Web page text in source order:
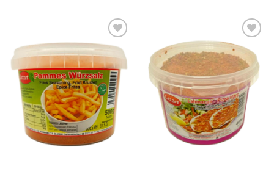
Ajouter
à la liste
de
souhaits
Ajouter
à la liste
de
souhaits